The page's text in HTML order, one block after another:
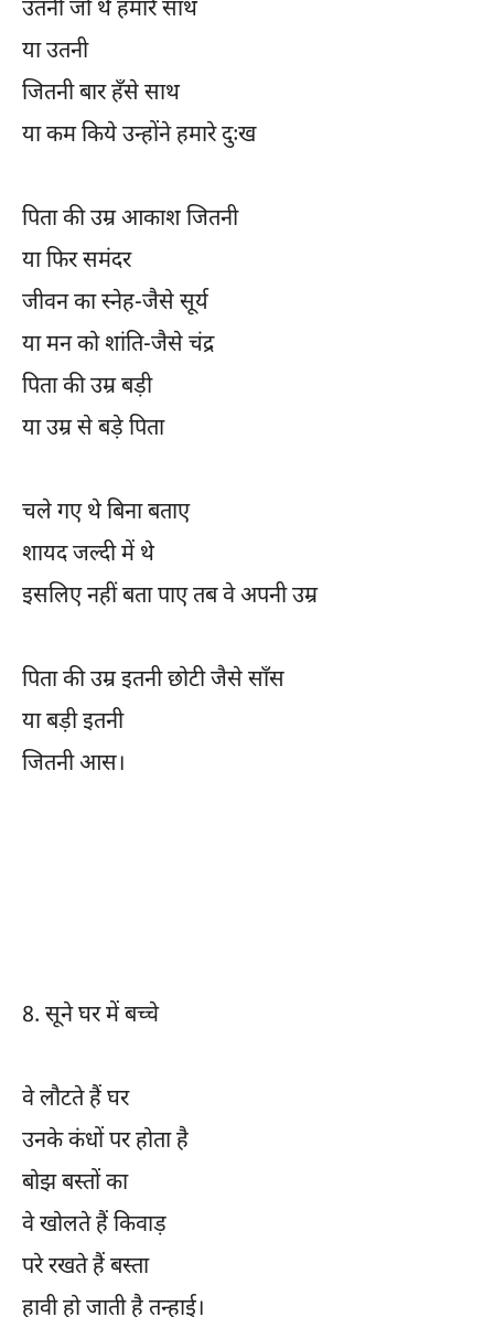
उतनी जो थे हमारे साथ
या उतनी
जितनी बार हँसे साथ
या कम किये उन्होंने हमारे दुःख
पिता की उम्र आकाश जितनी
या फिर समंदर
जीवन का स्नेह-जैसे सूर्य
या मन को शांति-जैसे चंद्र
पिता की उम्र बड़ी
या उम्र से बड़े पिता
चले गए थे बिना बताए
शायद जल्दी में थे
इसलिए नहीं बता पाए तब वे अपनी उम्र
पिता की उम्र इतनी छोटी जैसे साँस
या बड़ी इतनी
जितनी आस।
8. सूने घर में बच्चे
वे लौटते हैं घर
उनके कंधों पर होता है
बोझ बस्तों का
वे खोलते हैं किवाड़
परे रखते हैं बस्ता
हावी हो जाती है तन्हाई।